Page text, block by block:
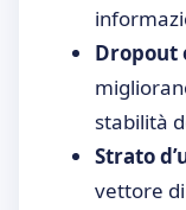
Dropout
stabilità
Strato
vettore